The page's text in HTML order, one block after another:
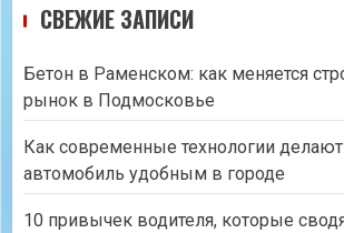
СВЕЖИЕ ЗАПИСИ
Бетон в Раменском: как меняется
рынок в Подмосковье
Как современные технологии
автомобиль удобным в городе
10 привычек водителя, которые